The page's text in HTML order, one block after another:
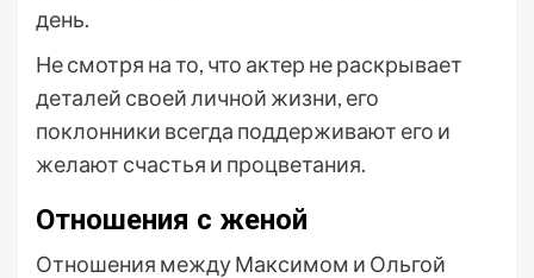
день.
Не смотря на то, что актер не раскрывает
деталей своей личной жизни, его
поклонники всегда поддерживают его и
желают счастья и процветания.
Отношения с женой
Отношения между Максимом и Ольгой